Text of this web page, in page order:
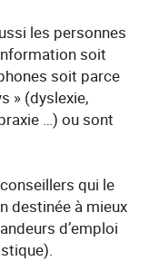
les personnes
soit
soit parce
» (dyslexie,
…) ou sont
qui le
destinée à mieux
d’emploi